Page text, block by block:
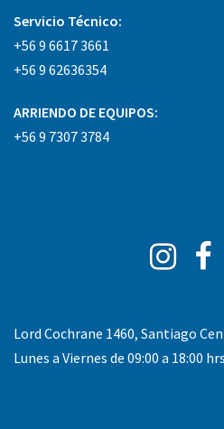
Servicio Técnico:
+56 9 6617 3661
+56 9 62636354
ARRIENDO DE EQUIPOS:
+56 9 7307 3784
Lord Cochrane 1460, Santiago
Lunes a Viernes de 09:00 a 18:00